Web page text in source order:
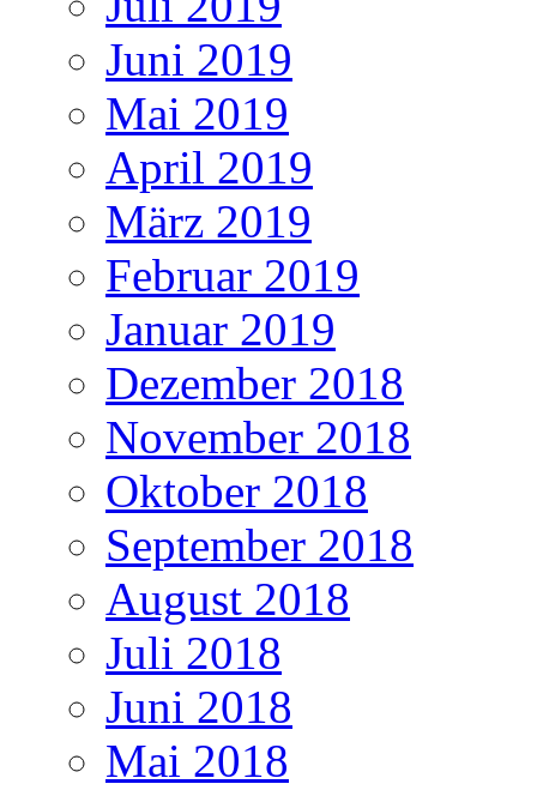
Juni 2019
Mai 2019
April 2019
März 2019
Februar 2019
Januar 2019
Dezember 2018
November 2018
Oktober 2018
September 2018
August 2018
Juli 2018
Juni 2018
Mai 2018